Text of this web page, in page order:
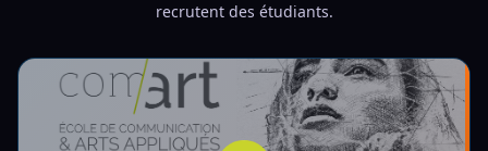
recrutent des étudiants.